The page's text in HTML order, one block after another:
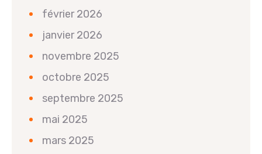
février 2026
janvier 2026
novembre 2025
octobre 2025
septembre 2025
mai 2025
mars 2025